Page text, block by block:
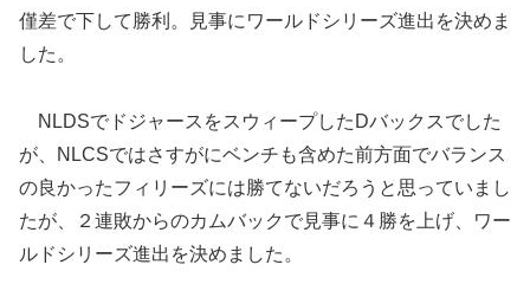
僅差で下して勝利。見事にワールドシリーズ進出を決めま
した。
NLDSでドジャースをスウィープしたDバックスでした
が、NLCSではさすがにベンチも含めた前方面でバランス
の良かったフィリーズには勝てないだろうと思っていまし
たが、２連敗からのカムバックで見事に４勝を上げ、ワー
ルドシリーズ進出を決めました。